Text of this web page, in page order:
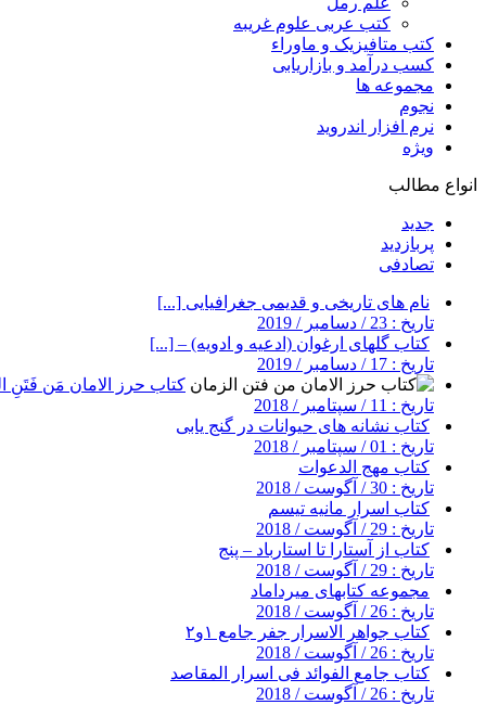
کتب عربی علوم غریبه
کتب متافیزیک و ماوراء
کسب درآمد و بازاریابی
مجموعه ها
نجوم
نرم افزار اندروید
ویژه
انواع مطالب
جدید
پربازدید
تصادفی
نام های تاریخی و قدیمی جغرافیایی [...]
تاریخ : 23 / دسامبر / 2019
کتاب گلهای ارغوان (ادعیه و ادویه) – [...]
تاریخ : 17 / دسامبر / 2019
کتاب حرز الامان مَن فَتَنِ
تاریخ : 11 / سپتامبر / 2018
کتاب نشانه های حیوانات در گنج یابی
تاریخ : 01 / سپتامبر / 2018
کتاب مهج الدعوات
تاریخ : 30 / آگوست / 2018
کتاب اسرار مانیه تیسم
تاریخ : 29 / آگوست / 2018
کتاب از آستارا تا استارباد – پنج
تاریخ : 29 / آگوست / 2018
مجموعه کتابهای میرداماد
تاریخ : 26 / آگوست / 2018
کتاب جواهر الاسرار جفر جامع ۱و۲
تاریخ : 26 / آگوست / 2018
کتاب جامع الفوائد فی اسرار المقاصد
تاریخ : 26 / آگوست / 2018